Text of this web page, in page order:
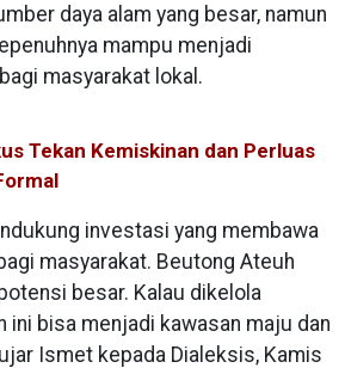
daya alam yang besar, namun
mampu menjadi
masyarakat lokal.
Tekan Kemiskinan dan Perluas
investasi yang membawa
masyarakat. Beutong Ateuh
besar. Kalau dikelola
ini bisa menjadi kawasan maju dan
Ismet kepada Dialeksis, Kamis